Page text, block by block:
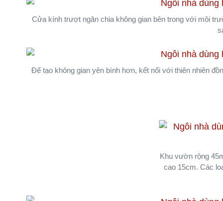
Cửa kính trượt ngăn chia không gian bên trong với môi
Để tạo không gian yên bình hơn, kết nối với thiên nhiên
Khu vườn rộng
cao 15cm. Các